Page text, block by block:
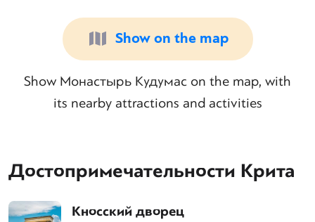
Show on the map
Show Монастырь Кудумас on the map, with
its nearby attractions and activities
Достопримечательности Крита
Кносский дворец